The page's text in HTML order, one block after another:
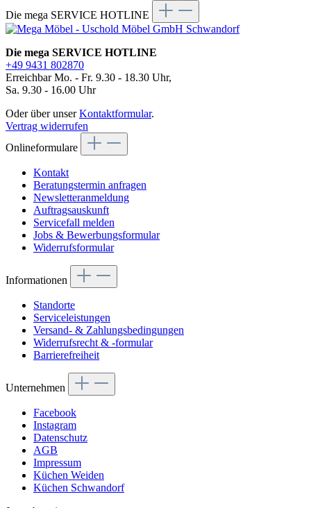
Die mega SERVICE HOTLINE
Die mega SERVICE HOTLINE
+49 9431 802870
Erreichbar Mo. - Fr. 9.30 - 18.30 Uhr,
Sa. 9.30 - 16.00 Uhr
Oder über unserKontaktformular.
Vertrag widerrufen
Onlineformulare
Kontakt
Beratungstermin anfragen
Newsletteranmeldung
Auftragsauskunft
Servicefall melden
Jobs & Bewerbungsformular
Widerrufsformular
Informationen
Standorte
Serviceleistungen
Versand- & Zahlungsbedingungen
Widerrufsrecht & -formular
Barrierefreiheit
Unternehmen
Facebook
Instagram
Datenschutz
AGB
Impressum
Küchen Weiden
Küchen Schwandorf